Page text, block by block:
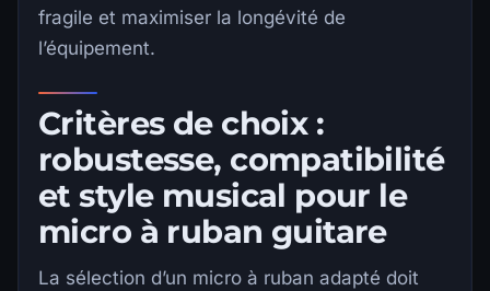
fragile et maximiser la longévité de
l’équipement.
Critères de choix :
robustesse, compatibilité
et style musical pour le
micro à ruban guitare
La sélection d’un micro à ruban adapté doit